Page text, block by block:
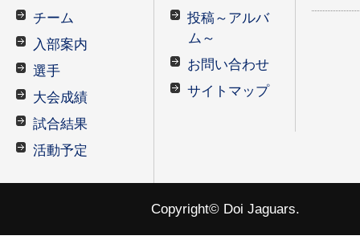
チーム
入部案内
選手
大会成績
試合結果
活動予定
投稿～アルバ
ム～
お問い合わせ
サイトマップ
Copyright© Doi Jaguars.